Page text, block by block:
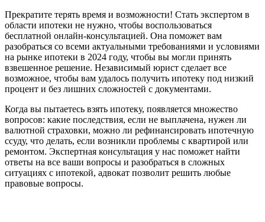
Прекратите терять время и возможности! Стать экспертом в
области ипотеки не нужно, чтобы воспользоваться
бесплатной онлайн-консультацией. Она поможет вам
разобраться со всеми актуальными требованиями и условиями
на рынке ипотеки в 2024 году, чтобы вы могли принять
взвешенное решение. Независимый юрист сделает все
возможное, чтобы вам удалось получить ипотеку под низкий
процент и без лишних сложностей с документами.
Когда вы пытаетесь взять ипотеку, появляется множество
вопросов: какие последствия, если не выплачена, нужен ли
валютной страховки, можно ли рефинансировать ипотечную
ссуду, что делать, если возникли проблемы с квартирой или
ремонтом. Экспертная консультация у нас поможет найти
ответы на все ваши вопросы и разобраться в сложных
ситуациях с ипотекой, адвокат позволит решить любые
правовые вопросы.